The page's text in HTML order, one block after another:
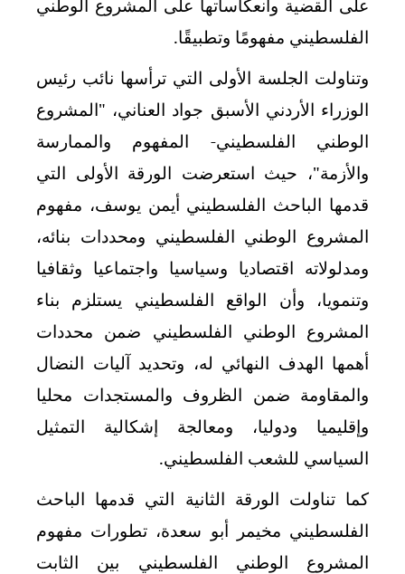
على القضية وانعكاساتها على المشروع الوطني
الفلسطيني مفهومًا وتطبيقًا.
وتناولت الجلسة الأولى التي ترأسها نائب رئيس
الوزراء الأردني الأسبق جواد العناني، "المشروع
الوطني الفلسطيني- المفهوم والممارسة
والأزمة"، حيث استعرضت الورقة الأولى التي
قدمها الباحث الفلسطيني أيمن يوسف، مفهوم
المشروع الوطني الفلسطيني ومحددات بنائه،
ومدلولاته اقتصاديا وسياسيا واجتماعيا وثقافيا
وتنمويا، وأن الواقع الفلسطيني يستلزم بناء
المشروع الوطني الفلسطيني ضمن محددات
أهمها الهدف النهائي له، وتحديد آليات النضال
والمقاومة ضمن الظروف والمستجدات محليا
وإقليميا ودوليا، ومعالجة إشكالية التمثيل
السياسي للشعب الفلسطيني.
كما تناولت الورقة الثانية التي قدمها الباحث
الفلسطيني مخيمر أبو سعدة، تطورات مفهوم
المشروع الوطني الفلسطيني بين الثابت